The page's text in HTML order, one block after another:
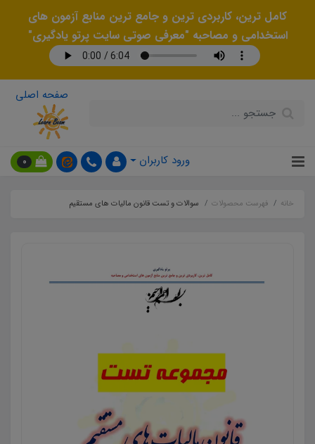
کامل ترین، کاربردی ترین و جامع ترین منابع آزمون های
استخدامی و مصاحبه "معرفی صوتی سایت پرتو یادگیری"
صفحه اصلی
ورود کاربران 0
خانه فهرست محصولات سوالات و تست قانون مالیات های مستقیم